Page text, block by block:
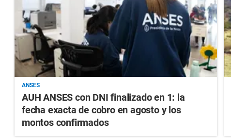
ANSES
AUH ANSES con DNI finalizado en 1: la
fecha exacta de cobro en agosto y los
montos confirmados